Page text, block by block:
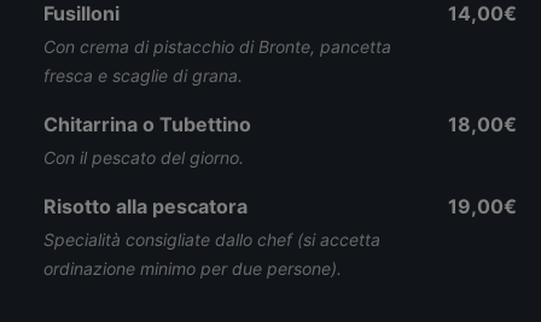
Fusilloni
Con crema di pistacchio di Bronte, pancetta
fresca e scaglie di grana.
14,00€
Chitarrina o Tubettino
Con il pescato del giorno.
18,00€
Risotto alla pescatora
Specialità consigliate dallo chef (si accetta
ordinazione minimo per due persone).
19,00€